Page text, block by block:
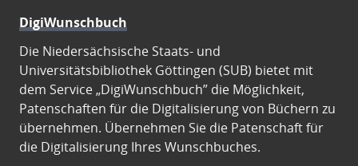
DigiWunschbuch
Die Niedersächsische Staats- und
Universitätsbibliothek Göttingen (SUB) bietet mit
dem Service „DigiWunschbuch” die Möglichkeit,
Patenschaften für die Digitalisierung von Büchern zu
übernehmen. Übernehmen Sie die Patenschaft für
die Digitalisierung Ihres Wunschbuches.